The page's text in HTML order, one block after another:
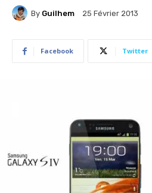
By Guilhem 25 Février 2013
Facebook Twitter